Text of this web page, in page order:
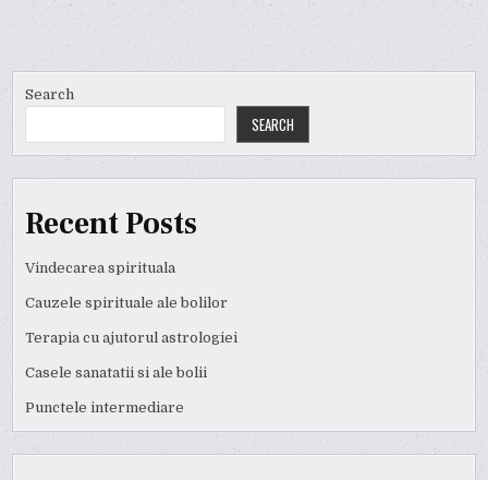
Search
SEARCH
Recent Posts
Vindecarea spirituala
Cauzele spirituale ale bolilor
Terapia cu ajutorul astrologiei
Casele sanatatii si ale bolii
Punctele intermediare